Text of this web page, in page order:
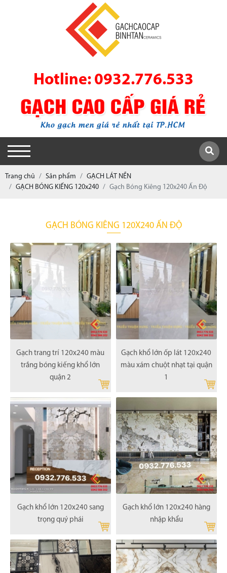
Hotline: 0932.776.533
Trang chủ Sản phẩm
GẠCH LÁT NỀN
GẠCH BÓNG KIẾNG 120x240
Gạch Bóng Kiêng 120x240 Ấn Độ
GẠCH BÓNG KIÊNG 120X240 ẤN ĐỘ
Gạch trang trí 120x240 màu
trắng bóng kiếng khổ lớn
quận 2
Gạch khổ lớn ốp lát 120x240
màu xám chuột nhạt tại quận
1
Gạch khổ lớn 120x240 sang
trọng quý phái
Gạch khổ lớn 120x240 hàng
nhập khẩu